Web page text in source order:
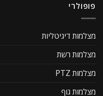
פופולרי
מצלמות דיגיטליות
מצלמות רשת
מצלמות PTZ
מצלמות גוף